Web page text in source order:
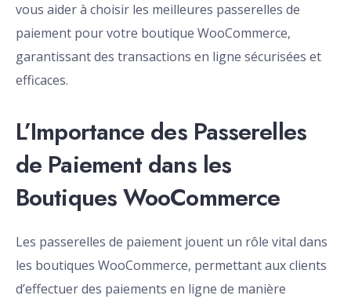
vous aider à choisir les meilleures passerelles de
paiement pour votre boutique WooCommerce,
garantissant des transactions en ligne sécurisées et
efficaces.
L’Importance des Passerelles
de Paiement dans les
Boutiques WooCommerce
Les passerelles de paiement jouent un rôle vital dans
les boutiques WooCommerce, permettant aux clients
d’effectuer des paiements en ligne de manière